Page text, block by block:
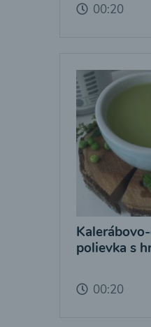
00:20
polievka s
00:20